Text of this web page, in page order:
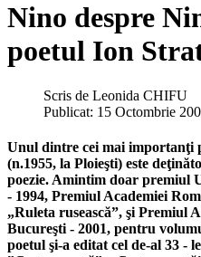
Nino despre
poetul Ion
Scris de Leonida CHIFU
Publicat: 15 Octombrie
Unul dintre cei mai importanţi
(n.1955, la Ploieşti) este
poezie. Amintim doar premiul
- 1994, Premiul Academiei
„Ruleta rusească”, şi Premiul
Bucureşti - 2001, pentru
poetul şi-a editat cel de-al 33 -